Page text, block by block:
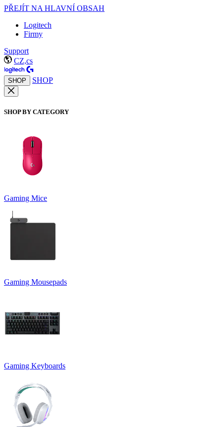
PŘEJÍT NA HLAVNÍ OBSAH
Logitech
Firmy
Support
CZ,cs
SHOP SHOP
SHOP BY CATEGORY
Gaming Mice
Gaming Mousepads
Gaming Keyboards